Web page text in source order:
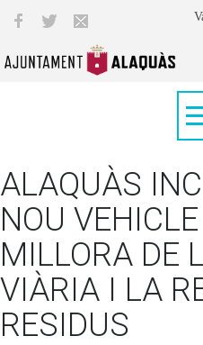
ALAQUÀS
NOU
MILLORA DE
VIÀRIA I LA
RESIDUS